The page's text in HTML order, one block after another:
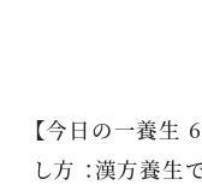
【今日の一養生
し方 ：漢方養生